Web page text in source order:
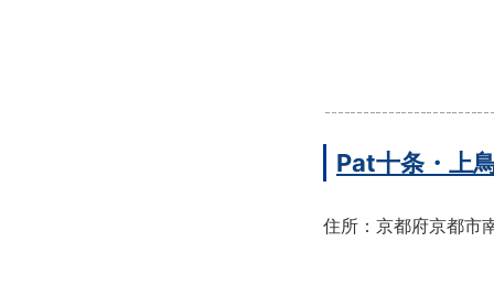
Pat十条・上
住所：京都府京都市